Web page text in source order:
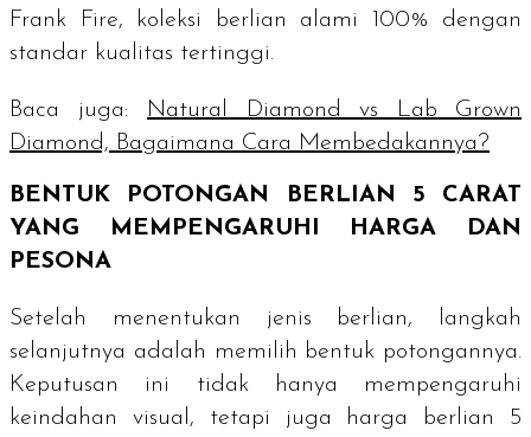
Frank Fire, koleksi berlian alami 100% dengan
standar kualitas tertinggi.
Baca juga:
Natural Diamond vs Lab Grown
Diamond, Bagaimana Cara Membedakannya?
BENTUK POTONGAN BERLIAN 5 CARAT
YANG MEMPENGARUHI HARGA DAN
PESONA
Setelah menentukan jenis berlian, langkah
selanjutnya adalah memilih bentuk potongannya.
Keputusan ini tidak hanya mempengaruhi
keindahan visual, tetapi juga harga berlian 5